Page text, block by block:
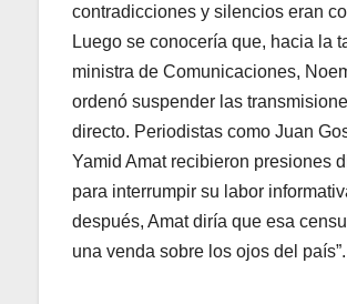
contradicciones y silencios eran
Luego se conocería que, hacia la
ministra de Comunicaciones,
ordenó suspender las
directo. Periodistas como Juan
Yamid Amat recibieron presiones
para interrumpir su labor
después, Amat diría que esa
una venda sobre los ojos del país”.